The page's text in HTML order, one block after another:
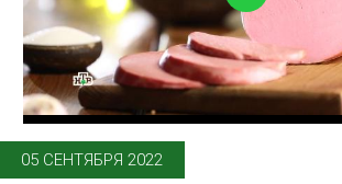
05 СЕНТЯБРЯ 2022